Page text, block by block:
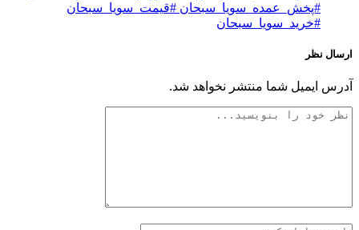
#پخش_عمده_سویا_سبحان #قیمت_سویا_سبحان
#خرید_سویا_سبحان
ارسال نظر
آدرس ایمیل شما منتشر نخواهد شد.